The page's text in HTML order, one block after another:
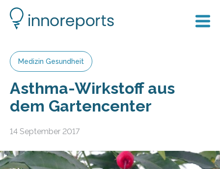
Medizin Gesundheit
Asthma-Wirkstoff aus
dem Gartencenter
14 September 2017